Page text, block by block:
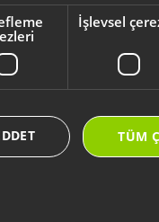
Seçtiklerimiz
İşlevsel
TÜM